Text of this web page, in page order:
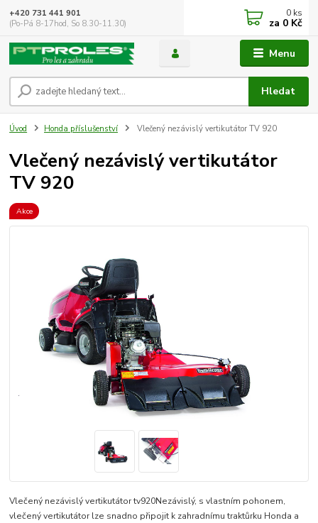
Menu
Hledat
+420 731 441 901
(Po-Pá 8-17hod, So 8.30-11.30)
0 ks
za 0 Kč
Úvod Honda příslušenství Vlečený nezávislý vertikutátor TV 920
Vlečený nezávislý vertikutátor
TV 920
Akce
Vlečený nezávislý vertikutátor tv920Nezávislý, s vlastním pohonem,
vlečený vertikutátor lze snadno připojit k zahradnímu traktůrku Honda a